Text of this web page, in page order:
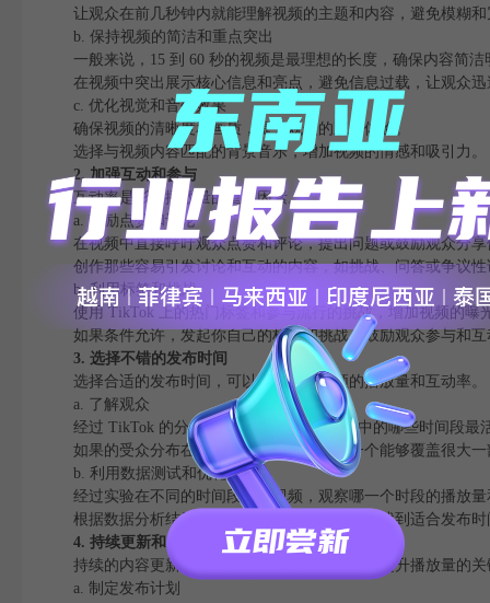
让观众在前几秒钟内就能理解视频的主题和内容，避免模糊
b. 保持视频的简洁和重点突出
一般来说，15 到 60 秒的视频是最理想的长度，确保内容简
在视频中突出展示核心信息和亮点，避免信息过载，让观众
c. 优化视觉和音效效果
确保视频的清晰度和画质，提升观众的观看体验。
选择与视频内容匹配的背景音乐，增加视频的情感和吸引力。
2. 加强互动和参与
互动率是影响播放量的重要因素。
a. 鼓励点赞和评论
在视频中直接呼吁观众点赞和评论，提出问题或鼓励观众分
创作那些容易引发讨论和互动的内容，如挑战、问答或争议
b. 利用标签和挑战
使用 TikTok 上的热门标签和参与流行的挑战，增加视频的曝
如果条件允许，发起你自己的标签和挑战，鼓励观众参与和互
3. 选择不错的发布时间
选择合适的发布时间，可以较好影响视频的播放量和互动率。
a. 了解观众
经过 TikTok 的分析工具，了解观众在一天中的哪些时间段最
如果的受众分布在不同的时区，确保选择一个能够覆盖很大
b. 利用数据测试和优化
经过实验在不同的时间段发布视频，观察哪一个时段的播放
根据数据分析结果，持续优化发布时间对策，找到适合发布时
4. 持续更新和发布内容
持续的内容更新和发布频率是保持观众关注和提升播放量的关
a. 制定发布计划